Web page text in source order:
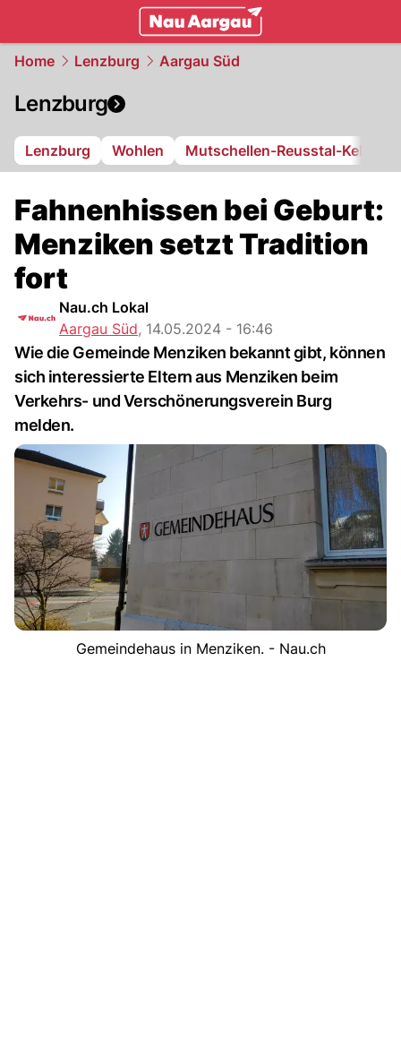
Home Lenzburg Aargau Süd
Lenzburg
Lenzburg Wohlen Mutschellen-Reusstal-
Fahnenhissen bei Geburt:
Menziken setzt Tradition
fort
Nau.ch Lokal
Aargau Süd, 14.05.2024 - 16:46
Wie die Gemeinde Menziken bekannt gibt, können
sich interessierte Eltern aus Menziken beim
Verkehrs- und Verschönerungsverein Burg
melden.
Gemeindehaus in Menziken. - Nau.ch